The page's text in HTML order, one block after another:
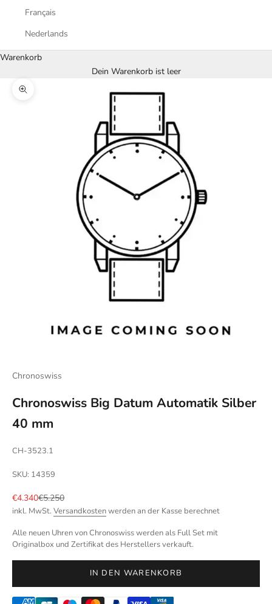
Français
Nederlands
Warenkorb
Dein Warenkorb ist leer
Bild vergrößern
Chronoswiss
Chronoswiss Big Datum Automatik Silber
40 mm
CH-3523.1
SKU: 14359
Angebot
€4.340Regulärer Preis
€5.250
inkl. MwSt. Versandkostenwerden an der Kasse berechnet
Alle neuen Uhren von Chronoswiss werden als Full Set mit
Originalbox und Zertifikat des Herstellers verkauft.
IN DEN WARENKORB